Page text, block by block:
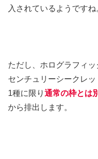
入されているようですね
ただし、ホログラフィ
センチュリーシークレ
1種に限り 通常の枠とは
から排出します。